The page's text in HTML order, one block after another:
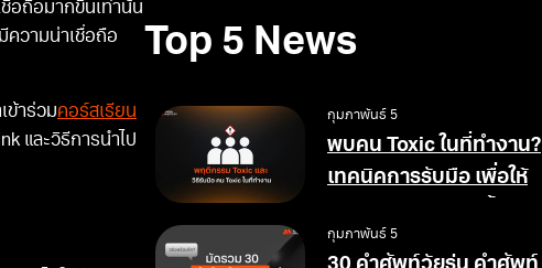
อถือมากขึ้นเท่านั้น
ความน่าเชื่อถือ
ข้าร่วมคอร์สเรียน
และวิธีการนำไป
Top 5 News
กุมภาพันธ์ 5
พบคน Toxic ในที่ทำงาน?
เทคนิคการรับมือ เพื่อให้
กุมภาพันธ์ 5